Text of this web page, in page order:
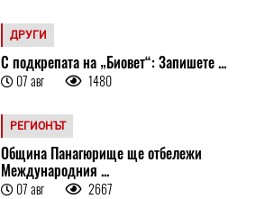
ДРУГИ
С подкрепата на „Биовет“: Запишете ...
07 авг 1480
РЕГИОНЪТ
Община Панагюрище ще отбележи
Международния ...
07 авг 2667